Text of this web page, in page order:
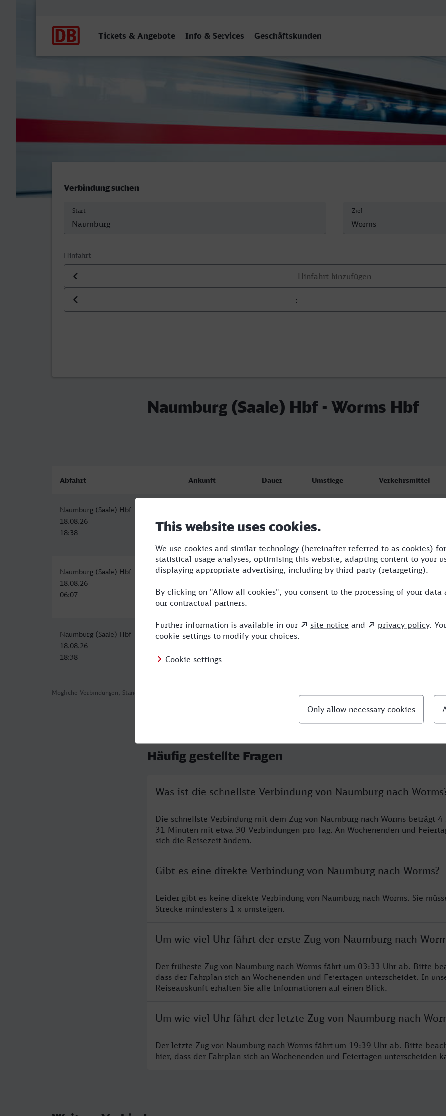
Tickets & Angebote Info & Services Geschäftskunden
Naumburg (Saale) Hbf - Worms Hbf
Verbindung suchen
Start Ziel
Hinfahrt
Datum der Hinfahrt
Uhrzeit der Hinfahrt
Naumburg (Saale) Hbf - Worms Hbf
Mögliche Verbindungen, Stand: 2026-08-04 01:33
Abfahrt Ankunft Dauer Umstiege Verkehrsmittel
Naumburg (Saale) Hbf
18.08.26
18:38
18.08.26
23:09
Naumburg (Saale) Hbf
18.08.26
06:07
Worms Hbf
11:15
5:08 3 RB,ABR,RE,ICE
Naumburg (Saale) Hbf
18.08.26
18:38
Worms Hbf
23:15
4:37
Häufig gestellte Fragen
Was ist die schnellste Verbindung von Naumburg nach
Die schnellste Verbindung mit dem Zug von Naumburg nach Worms beträgt 4
31 Minuten mit etwa 30 Verbindungen pro Tag. An Wochenenden und
sich die Reisezeit ändern.
Gibt es eine direkte Verbindung von Naumburg nach Worms?
Leider gibt es keine direkte Verbindung von Naumburg nach Worms. Sie
Strecke mindestens 1 x umsteigen.
Um wie viel Uhr fährt der erste Zug von Naumburg nach
Der früheste Zug von Naumburg nach Worms fährt um 03:33 Uhr ab. Bitte
dass der Fahrplan sich an Wochenenden und Feiertagen unterscheidet. In
Reiseauskunft erhalten Sie alle Informationen auf einen Blick.
Um wie viel Uhr fährt der letzte Zug von Naumburg nach
Der letzte Zug von Naumburg nach Worms fährt um 19:39 Uhr ab. Bitte
hier, dass der Fahrplan sich an Wochenenden und Feiertagen unterscheiden